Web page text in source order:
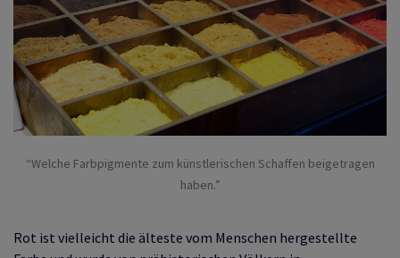
“Welche Farbpigmente zum künstlerischen Schaffen beigetragen
haben.”
Rot ist vielleicht die älteste vom Menschen hergestellte